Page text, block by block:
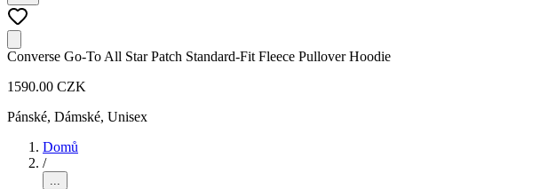
Converse Go-To All Star Patch Standard-Fit Fleece Pullover Hoodie
1590.00 CZK
Pánské, Dámské, Unisex
Domů
/
...